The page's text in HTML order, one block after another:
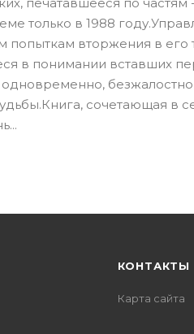
только в 1988
вторжения в его
в понимании вставших
безжалостно
сочетающая в
КОНТАКТЫ
Карта сайта